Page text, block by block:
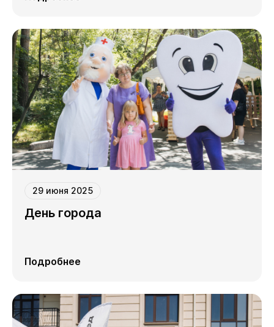
29 июня 2025
День города
Подробнее